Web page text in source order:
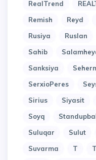
RealTrend
Remish
Reyd
Rusiya
Ruslan
Sahib
Sanksiya
SerxioPeres
Sirius
Siyasit
Soyq
Suluqar
Sulut
Suvarma
T